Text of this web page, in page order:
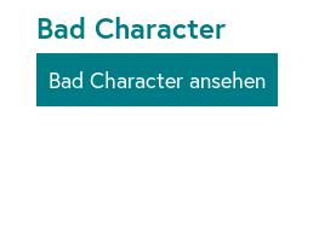
Bad Character
Bad Character ansehen